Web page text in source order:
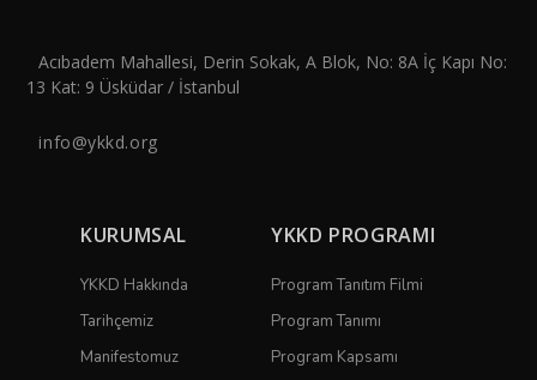
Acıbadem Mahallesi, Derin Sokak, A Blok, No: 8A İç Kapı No:
13 Kat: 9 Üsküdar / İstanbul
info@ykkd.org
KURUMSAL
YKKD Hakkında
Tarihçemiz
Manifestomuz
YKKD PROGRAMI
Program Tanıtım Filmi
Program Tanımı
Program Kapsamı